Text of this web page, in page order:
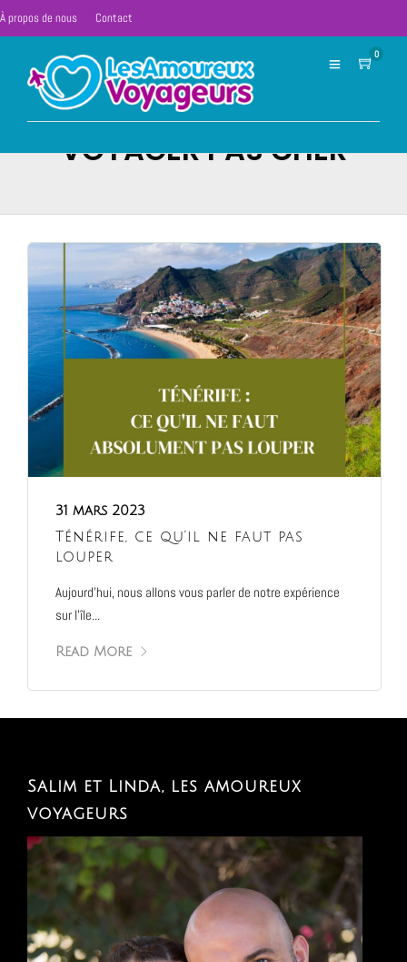
À propos de nous Contact
0
VOYAGER PAS CHER
31 mars 2023
Ténérife, ce qu’il ne faut pas
louper
Aujourd’hui, nous allons vous parler de notre expérience
sur l’île...
Read More
Salim et Linda, les amoureux
voyageurs